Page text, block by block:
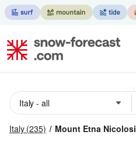
Italy (235) Mount Etna Nicolosi